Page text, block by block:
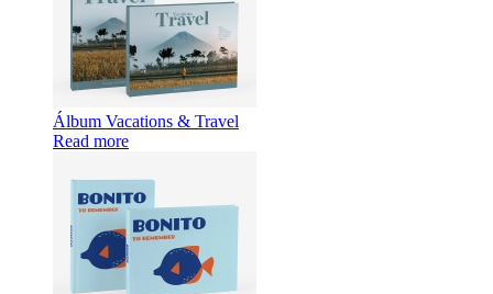
Álbum Vacations & Travel
Read more